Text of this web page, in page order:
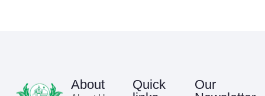
About
Quick
Our